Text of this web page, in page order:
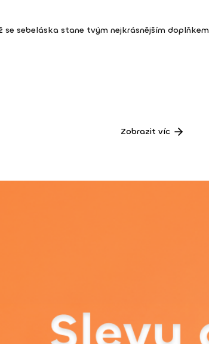
se sebeláska stane tvým nejkrásnějším doplňkem
Zobrazit víc